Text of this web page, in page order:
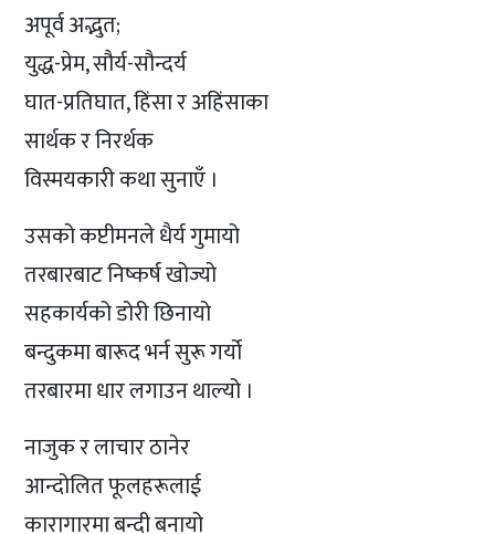
अपूर्व अद्भुत;
युद्ध-प्रेम, सौर्य-सौन्दर्य
घात-प्रतिघात, हिंसा र अहिंसाका
सार्थक र निरर्थक
विस्मयकारी कथा सुनाएँ ।
उसको कप्टीमनले धैर्य गुमायो
तरबारबाट निष्कर्ष खोज्यो
सहकार्यको डोरी छिनायो
बन्दुकमा बारूद भर्न सुरू गर्यो
तरबारमा धार लगाउन थाल्यो ।
नाजुक र लाचार ठानेर
आन्दोलित फूलहरूलाई
कारागारमा बन्दी बनायो